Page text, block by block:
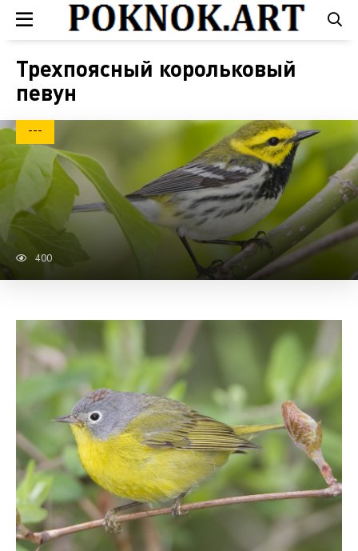
Трехпоясный корольковый
певун
---
400